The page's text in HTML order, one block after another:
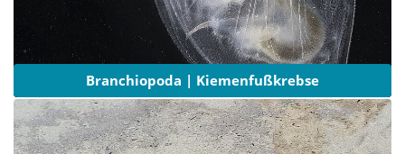
Branchiopoda | Kiemenfußkrebse